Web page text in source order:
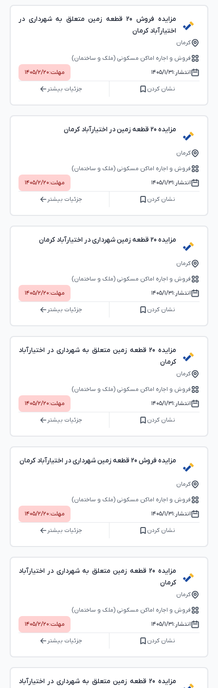
مزایده فروش 20 قطعه زمین متعلق به شهرداری در
اختیارآباد کرمان
کرمان
فروش و اجاره اماکن مسکونی (ملک و ساختمان)
انتشار:۱۴۰۵/۱/۳۱ مهلت:۱۴۰۵/۲/۲۰
نشان کردن جزئیات بیشتر
مزایده 20 قطعه زمین در اختیارآباد کرمان
کرمان
فروش و اجاره اماکن مسکونی (ملک و ساختمان)
انتشار:۱۴۰۵/۱/۳۱ مهلت:۱۴۰۵/۲/۲۰
نشان کردن جزئیات بیشتر
مزایده 20 قطعه زمین شهرداری در اختیارآباد کرمان
کرمان
فروش و اجاره اماکن مسکونی (ملک و ساختمان)
انتشار:۱۴۰۵/۱/۳۱ مهلت:۱۴۰۵/۲/۲۰
نشان کردن جزئیات بیشتر
مزایده 20 قطعه زمین متعلق به شهرداری در اختیارآباد
کرمان
کرمان
فروش و اجاره اماکن مسکونی (ملک و ساختمان)
انتشار:۱۴۰۵/۱/۳۱ مهلت:۱۴۰۵/۲/۲۰
نشان کردن جزئیات بیشتر
مزایده فروش 20 قطعه زمین شهرداری در اختیارآباد کرمان
کرمان
فروش و اجاره اماکن مسکونی (ملک و ساختمان)
انتشار:۱۴۰۵/۱/۳۱ مهلت:۱۴۰۵/۲/۲۰
نشان کردن جزئیات بیشتر
مزایده 20 قطعه زمین متعلق به شهرداری در اختیارآباد
کرمان
کرمان
فروش و اجاره اماکن مسکونی (ملک و ساختمان)
انتشار:۱۴۰۵/۱/۳۱ مهلت:۱۴۰۵/۲/۲۰
نشان کردن جزئیات بیشتر
مزایده 20 قطعه زمین متعلق به شهرداری در اختیارآباد